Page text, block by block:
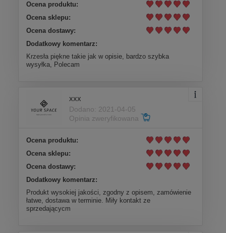
Ocena produktu:
Ocena sklepu:
Ocena dostawy:
Dodatkowy komentarz:
Krzesła piękne takie jak w opisie, bardzo szybka
wysyłka, Polecam
xxx
Dodano: 2021-04-05
Opinia zweryfikowana
Ocena produktu:
Ocena sklepu:
Ocena dostawy:
Dodatkowy komentarz:
Produkt wysokiej jakości, zgodny z opisem, zamówienie
łatwe, dostawa w terminie. Miły kontakt ze
sprzedającycm